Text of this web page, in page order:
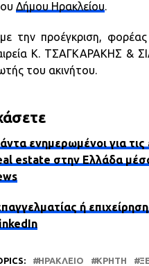
Δήμου Ηρακλείου.
την προέγκριση,
Κ. ΤΣΑΓΚΑΡΑΚΗΣ &
του ακινήτου.
ενημερωμένοι για τις
estate στην Ελλάδα
ή
ΗΡΆΚΛΕΙΟ ΚΡΉΤΗ